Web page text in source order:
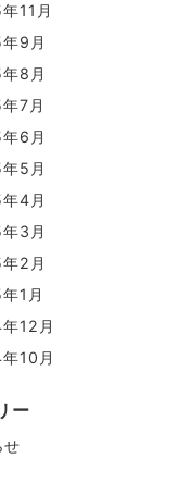
11月
9月
8月
7月
6月
5月
4月
3月
2月
1月
12月
10月
ー
せ